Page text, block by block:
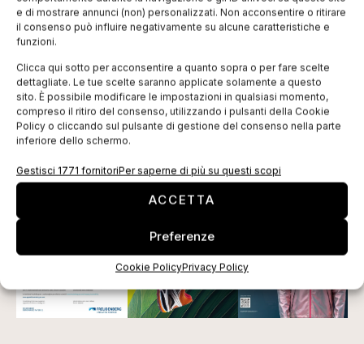
e di mostrare annunci (non) personalizzati. Non acconsentire o ritirare
il consenso può influire negativamente su alcune caratteristiche e
funzioni.
Clicca qui sotto per acconsentire a quanto sopra o per fare scelte
dettagliate. Le tue scelte saranno applicate solamente a questo
sito. È possibile modificare le impostazioni in qualsiasi momento,
compreso il ritiro del consenso, utilizzando i pulsanti della Cookie
Policy o cliccando sul pulsante di gestione del consenso nella parte
inferiore dello schermo.
Gestisci 1771 fornitoriPer saperne di più su questi scopi
ACCETTA
Preferenze
Cookie PolicyPrivacy Policy
abbiamo esportato il nostro modello all’estero, come
nel caso di Anpai Shangai, realtà da noi implementata
aziende del Paese in grado di produrre manichini
secondo logiche veramente eco-friendly».
Tag: Almax fotovoltaico manichini polistirene
EDICOLA WEB